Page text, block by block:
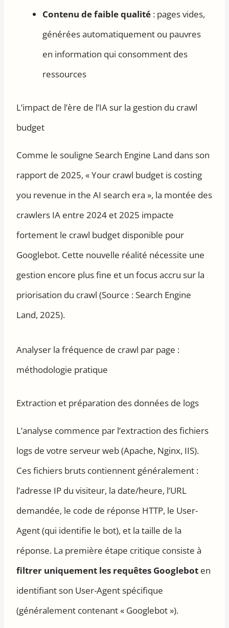
Contenu de faible qualité : pages vides,
générées automatiquement ou pauvres
en information qui consomment des
ressources
L’impact de l’ère de l’IA sur la gestion du crawl
budget
Comme le souligne Search Engine Land dans son
rapport de 2025, « Your crawl budget is costing
you revenue in the AI search era », la montée des
crawlers IA entre 2024 et 2025 impacte
fortement le crawl budget disponible pour
Googlebot. Cette nouvelle réalité nécessite une
gestion encore plus fine et un focus accru sur la
priorisation du crawl (Source : Search Engine
Land, 2025).
Analyser la fréquence de crawl par page :
méthodologie pratique
Extraction et préparation des données de logs
L’analyse commence par l’extraction des fichiers
logs de votre serveur web (Apache, Nginx, IIS).
Ces fichiers bruts contiennent généralement :
l’adresse IP du visiteur, la date/heure, l’URL
demandée, le code de réponse HTTP, le User-
Agent (qui identifie le bot), et la taille de la
réponse. La première étape critique consiste à
filtrer uniquement les requêtes Googlebot en
identifiant son User-Agent spécifique
(généralement contenant « Googlebot »).